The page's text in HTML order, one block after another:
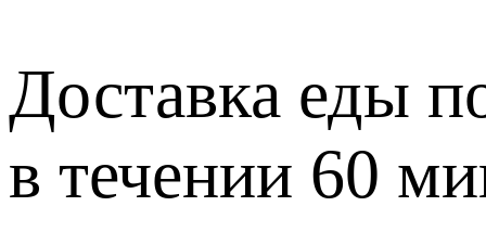
Доставка еды
в течении 60